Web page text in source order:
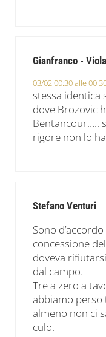
Gianfranco -
03/02 00:30 alle
stessa identica
dove Brozovic
Bentancour…..
rigore non lo
Stefano Venturi
Sono
concessione
doveva
dal campo.
Tre a zero a
abbiamo perso
almeno non ci
culo.